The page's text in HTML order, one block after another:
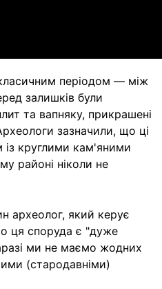
періодом — між
залишків були
та вапняку, прикрашені
зазначили, що ці
із круглими кам'яними
районі ніколи не
археолог, який керує
ця споруда є "дуже
ми не маємо жодних
(стародавніми)